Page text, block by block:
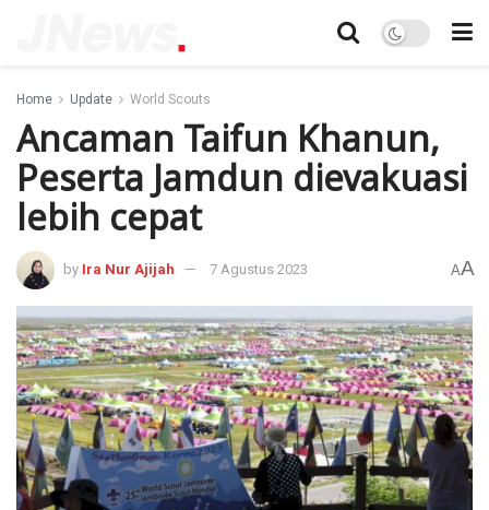
Home Update World Scouts
Ancaman Taifun Khanun,
Peserta Jamdun dievakuasi
lebih cepat
by Ira Nur Ajijah 7 Agustus 2023 AA